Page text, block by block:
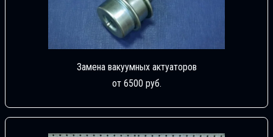
Замена вакуумных актуаторов
от 6500 руб.